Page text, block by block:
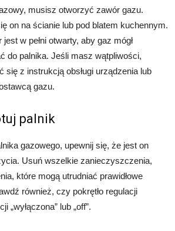
musisz otworzyć zawór gazu.
on na ścianie lub pod blatem kuchennym.
w pełni otwarty, aby gaz mógł
do palnika. Jeśli masz wątpliwości,
się z instrukcją obsługi urządzenia lub
gazu.
palnik
gazowego, upewnij się, że jest on
Usuń wszelkie zanieczyszczenia,
które mogą utrudniać prawidłowe
również, czy pokrętło regulacji
„wyłączona” lub „off”.